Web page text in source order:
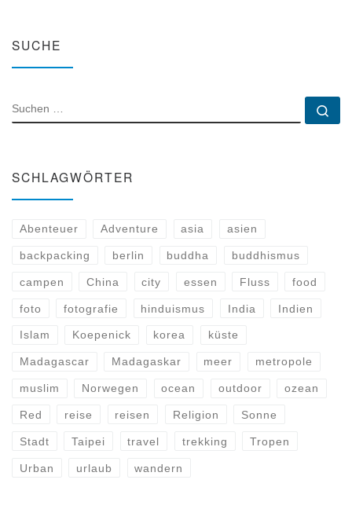
SUCHE
SUCHE
SCHLAGWÖRTER
Abenteuer Adventure asia asien
backpacking berlin buddha buddhismus
campen China city essen Fluss food
foto fotografie hinduismus India Indien
Islam Koepenick korea küste
Madagascar Madagaskar meer metropole
muslim Norwegen ocean outdoor ozean
Red reise reisen Religion Sonne
Stadt Taipei travel trekking Tropen
Urban urlaub wandern